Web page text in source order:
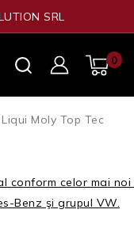
SRL
0
Moly Top Tec